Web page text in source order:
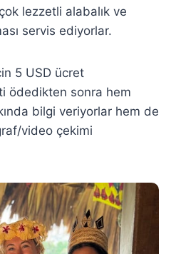
lezzetli alabalık ve
servis ediyorlar.
5 USD ücret
ödedikten sonra hem
bilgi veriyorlar hem de
video çekimi